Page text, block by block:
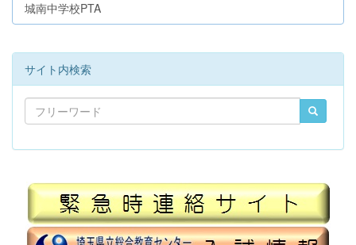
城南中学校PTA
サイト内検索